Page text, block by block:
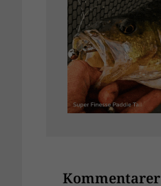
Kommentarer